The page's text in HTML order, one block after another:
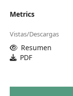
Metrics
Vistas/Descargas
Resumen
PDF